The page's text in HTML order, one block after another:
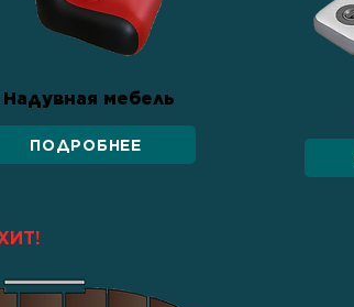
Надувная мебель
ПОДРОБНЕЕ